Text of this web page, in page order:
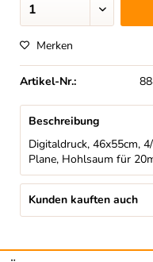
Merken
Artikel-Nr.:
Beschreibung
Digitaldruck, 46x55cm,
Plane, Hohlsaum für
Kunden kauften auch